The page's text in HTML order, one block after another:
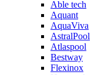
Able tech
Aquant
AquaViva
AstralPool
Atlaspool
Bestway
Flexinox